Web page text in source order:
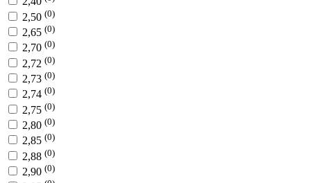
2,50 (0)
2,65 (0)
2,70 (0)
2,72 (0)
2,73 (0)
2,74 (0)
2,75 (0)
2,80 (0)
2,85 (0)
2,88 (0)
2,90 (0)